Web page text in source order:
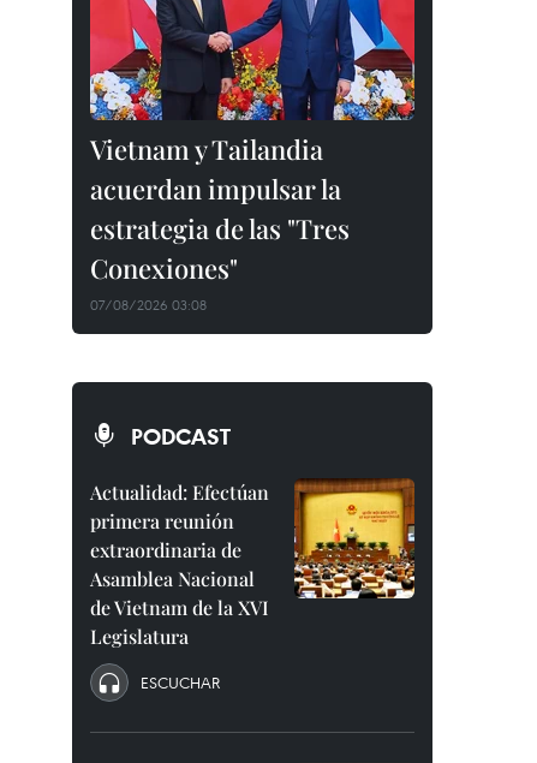
Vietnam y Tailandia
acuerdan impulsar la
estrategia de las "Tres
Conexiones"
07/08/2026 03:08
PODCAST
Actualidad: Efectúan
primera reunión
extraordinaria de
Asamblea Nacional
de Vietnam de la XVI
Legislatura
ESCUCHAR